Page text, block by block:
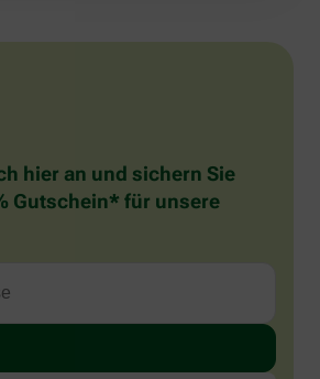
hier an und sichern Sie
Gutschein* für unsere